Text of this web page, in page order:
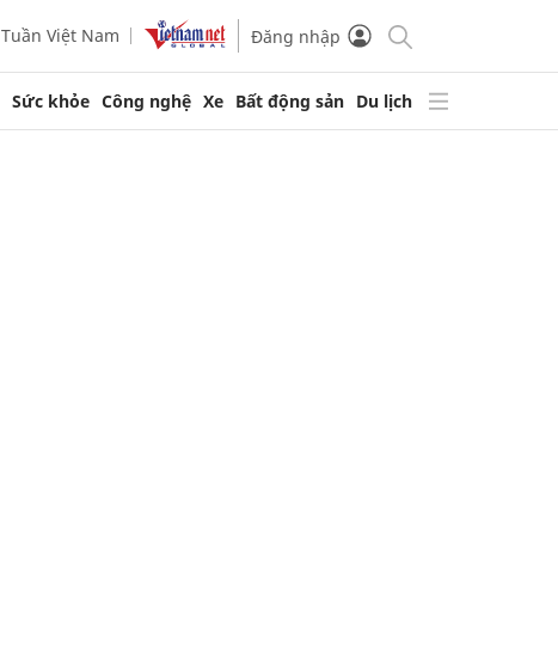
Tuần Việt Nam Đăng nhập
Sức khỏe Công nghệ Xe Bất động sản Du lịch